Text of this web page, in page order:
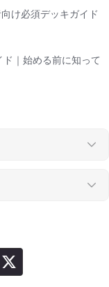
け必須デッキガイド
ド｜始める前に知って